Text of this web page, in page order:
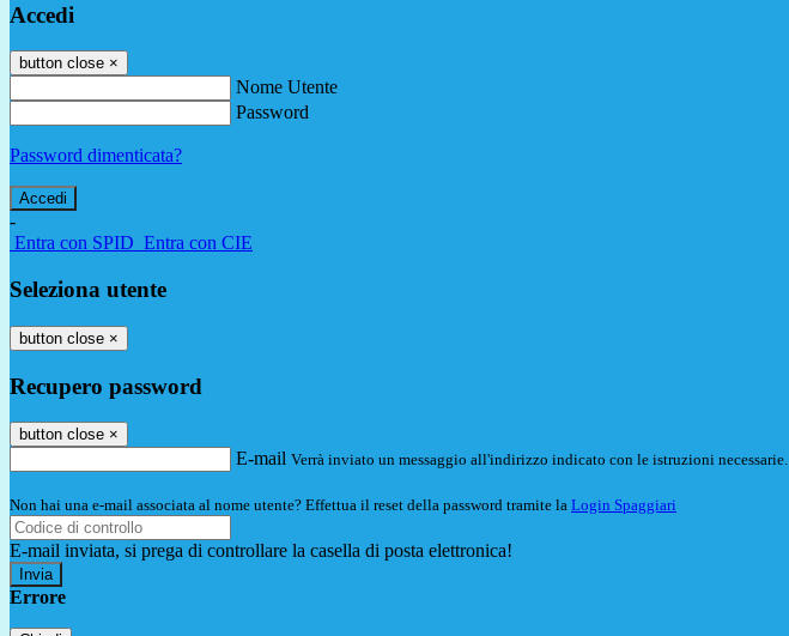
Accedi
button close ×
Nome Utente
Password
Password dimenticata?
-
Entra con SPID Entra con CIE
Seleziona utente
button close ×
Recupero password
button close ×
E-mail Verrà inviato un messaggio all'indirizzo indicato con le istruzioni necessarie.
Non hai una e-mail associata al nome utente? Effettua il reset della password tramite la Login Spaggiari
E-mail inviata, si prega di controllare la casella di posta elettronica!
Errore